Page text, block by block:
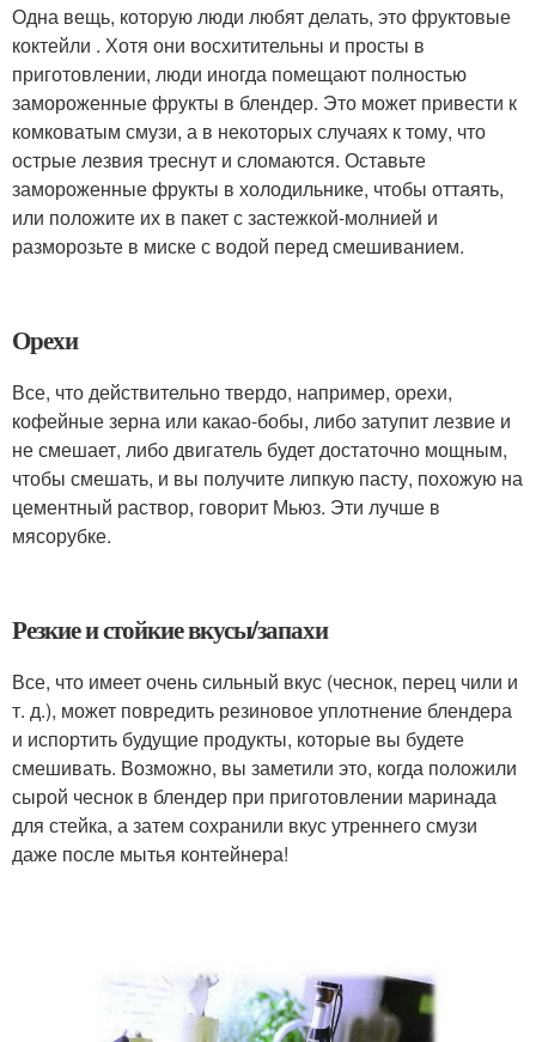
Одна вещь, которую люди любят делать, это фруктовые
коктейли . Хотя они восхитительны и просты в
приготовлении, люди иногда помещают полностью
замороженные фрукты в блендер. Это может привести к
комковатым смузи, а в некоторых случаях к тому, что
острые лезвия треснут и сломаются. Оставьте
замороженные фрукты в холодильнике, чтобы оттаять,
или положите их в пакет с застежкой-молнией и
разморозьте в миске с водой перед смешиванием.
Орехи
Все, что действительно твердо, например, орехи,
кофейные зерна или какао-бобы, либо затупит лезвие и
не смешает, либо двигатель будет достаточно мощным,
чтобы смешать, и вы получите липкую пасту, похожую на
цементный раствор, говорит Мьюз. Эти лучше в
мясорубке.
Резкие и стойкие вкусы/запахи
Все, что имеет очень сильный вкус (чеснок, перец чили и
т. д.), может повредить резиновое уплотнение блендера
и испортить будущие продукты, которые вы будете
смешивать. Возможно, вы заметили это, когда положили
сырой чеснок в блендер при приготовлении маринада
для стейка, а затем сохранили вкус утреннего смузи
даже после мытья контейнера!